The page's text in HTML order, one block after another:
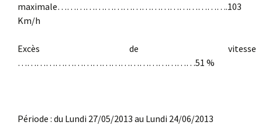
maximale……………………………………………….103
Km/h
Excès de vitesse
…………………………………………………51 %
Période : du Lundi 27/05/2013 au Lundi 24/06/2013